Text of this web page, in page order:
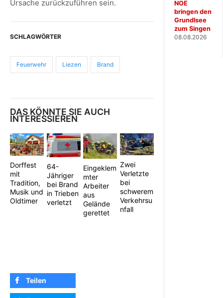
Ursache zurückzuführen sein.
SCHLAGWÖRTER
Feuerwehr Liezen Brand
DAS KÖNNTE SIE AUCH
INTERESSIEREN
Dorffest
mit
Tradition,
Musik und
Oldtimer
64-
Jähriger
bei Brand
in Trieben
verletzt
Eingeklem
mter
Arbeiter
aus
Gelände
gerettet
Zwei
Verletzte
bei
schwerem
Verkehrsu
nfall
Teilen
NOE
bringen den
Grundlsee
zum Singen
08.08.2026